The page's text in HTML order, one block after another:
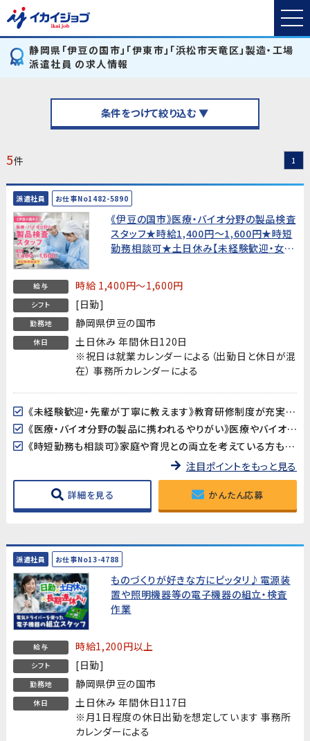
静岡県「伊豆の国市」「伊東市」「浜松市天竜区」製造・工場
派遣社員 の求人情報
条件をつけて絞り込む ▼
5件 1
派遣社員 お仕事No1482-5890
《伊豆の国市》医療・バイオ分野の製品検査
スタッフ★時給1,400円〜1,600円★時短
勤務相談可★土日休み【未経験歓迎・女性
給与 時給 1,400円～1,600円
シフト [日勤]
勤務地 静岡県伊豆の国市
休日
土日休み 年間休日120日
※祝日は就業カレンダーによる（出勤日と休日が混
在） 事務所カレンダーによる
《未経験歓迎・先輩が丁寧に教えます》教育研修制度が充実しているので、製造・検査業務が初めての方も安心してスタートできます。アットホームな職場で長く働きやすい環境です。
《医療・バイオ分野の製品に携われるやりがい》医療やバイオ分野で使用されるマイクロ流路チップの品質を守る、社会に貢献できるお仕事です。クリーンルームでの作業で清潔な環境が保たれています。
《時短勤務も相談可》家庭や育児との両立を考えている方も歓迎。時短勤務のご相談に対応しています。家庭都合での休みも取りやすい職場です。
注目ポイントをもっと見る
詳細を見る かんたん応募
派遣社員 お仕事No13-4788
ものづくりが好きな方にピッタリ♪電源装
置や照明機器等の電子機器の組立・検査
作業
給与 時給1,200円以上
シフト [日勤]
勤務地 静岡県伊豆の国市
休日
土日休み 年間休日117日
※月1日程度の休日出勤を想定しています 事務所
カレンダーによる